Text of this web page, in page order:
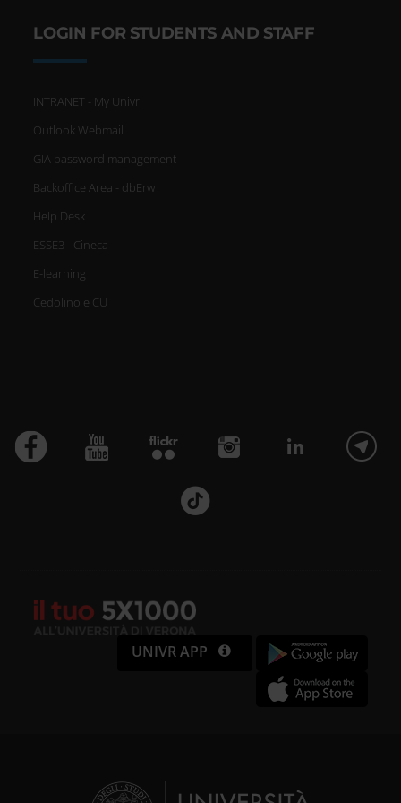
LOGIN FOR STUDENTS AND STAFF
INTRANET - My Univr
Outlook Webmail
GIA password management
Backoffice Area - dbErw
Help Desk
ESSE3 - Cineca
E-learning
Cedolino e CU
UNIVR APP